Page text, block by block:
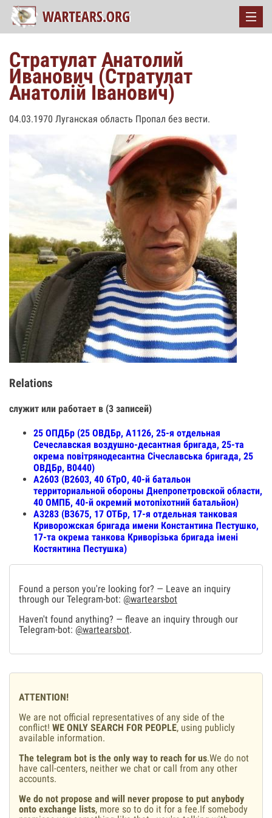
Стратулат Анатолий
Иванович (Стратулат
Анатолій Іванович)
04.03.1970 Луганская область Пропал без вести.
Relations
служит или работает в (3 записей)
25 ОПДБр (25 ОВДБр, А1126, 25-я отдельная
Сечеславская воздушно-десантная бригада, 25-та
окрема повітрянодесантна Січеславська бригада, 25
ОВДБр, В0440)
А2603 (В2603, 40 бТрО, 40-й батальон
территориальной обороны Днепропетровской области,
40 ОМПБ, 40-й окремий мотопіхотний батальйон)
А3283 (В3675, 17 ОТБр, 17-я отдельная танковая
Криворожская бригада имени Константина Пестушко,
17-та окрема танкова Криворізька бригада імені
Костянтина Пестушка)
Found a person you're looking for? — Leave an inquiry
through our Telegram-bot: @wartearsbot
Haven't found anything? — fleave an inquiry through our
Telegram-bot: @wartearsbot.
ATTENTION!
We are not official representatives of any side of the
conflict! WE ONLY SEARCH FOR PEOPLE, using publicly
available information.
The telegram bot is the only way to reach for us.We do not
have call-centers, neither we chat or call from any other
accounts.
We do not propose and will never propose to put anybody
onto exchange lists, more so to do it for a fee.If somebody